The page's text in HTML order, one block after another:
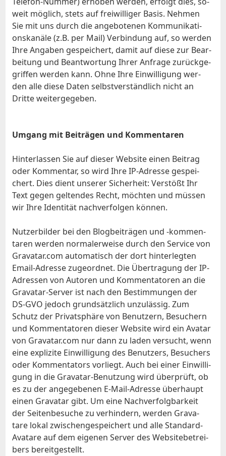
weit mög­lich, stets auf frei­wil­li­ger Ba­sis. Neh­men
Sie mit uns durch die an­ge­bo­te­nen Kom­mu­ni­ka­ti­
ons­ka­nä­le (z.B. per Mail) Ver­bin­dung auf, so wer­den
Ih­re An­ga­ben ge­spei­chert, da­mit auf die­se zur Be­ar­
bei­tung und Be­ant­wor­tung Ih­rer An­fra­ge zu­rück­ge­
grif­fen wer­den kann. Oh­ne Ih­re Ein­wil­li­gung wer­
den al­le die­se Da­ten selbst­ver­ständ­lich nicht an
Drit­te wei­ter­ge­ge­ben.
Um­gang mit Bei­trä­gen und Kom­men­ta­ren
Hin­ter­las­sen Sie auf die­ser Web­site ei­nen Bei­trag
oder Kom­men­tar, so wird Ih­re IP-Adres­se ge­spei­
chert. Dies dient un­se­rer Si­cher­heit: Ver­stößt Ihr
Text ge­gen gel­ten­des Recht, möch­ten und müs­sen
wir Ih­re Iden­ti­tät nach­ver­fol­gen kön­nen.
Nutz­er­bil­der bei den Blog­bei­trä­gen und ‑kom­men­
ta­ren wer­den nor­ma­ler­wei­se durch den Ser­vice von
Gravatar.com au­to­ma­tisch der dort hin­ter­leg­ten
Email-Adres­se zu­ge­ord­net. Die Über­tra­gung der IP-
Adres­sen von Au­toren und Kom­men­ta­to­ren an die
Grava­tar-Ser­ver ist nach den Be­stim­mun­gen der
DS-GVO je­doch grund­sätz­lich un­zu­läs­sig. Zum
Schutz der Pri­vat­sphä­re von Be­nut­zern, Be­su­chern
und Kom­men­ta­to­ren die­ser Web­site wird ein Ava­tar
von Gravatar.com nur dann zu la­den ver­sucht, wenn
ei­ne ex­pli­zi­te Ein­wil­li­gung des Be­nut­zers, Be­su­chers
oder Kom­men­ta­tors vor­liegt. Auch bei ei­ner Ein­wil­li­
gung in die Grava­tar-Be­nut­zung wird über­prüft, ob
es zu der an­ge­ge­be­nen E‑­Mail-Adres­se über­haupt
ei­nen Grava­tar gibt. Um ei­ne Nach­ver­folg­bar­keit
der Sei­ten­be­su­che zu ver­hin­dern, wer­den Grava­
tare lo­kal zwi­schen­ge­spei­chert und al­le Stan­dard-
Ava­tare auf dem ei­ge­nen Ser­ver des Web­site­be­trei­
bers be­reit­ge­stellt.